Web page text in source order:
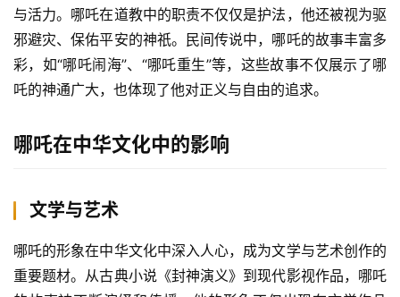
与活力。哪吒在道教中的职责不仅仅是护法，他还被视为驱
邪避灾、保佑平安的神祇。民间传说中，哪吒的故事丰富多
彩，如“哪吒闹海”、“哪吒重生”等，这些故事不仅展示了哪
吒的神通广大，也体现了他对正义与自由的追求。
哪吒在中华文化中的影响
文学与艺术
哪吒的形象在中华文化中深入人心，成为文学与艺术创作的
重要题材。从古典小说《封神演义》到现代影视作品，哪吒